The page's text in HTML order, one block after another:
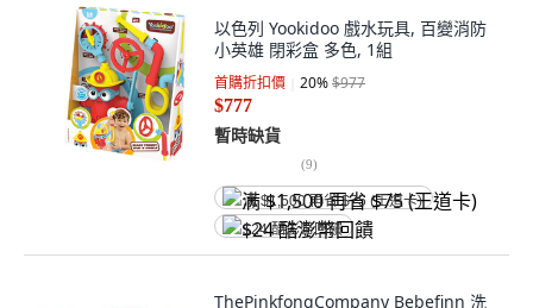
以色列 Yookidoo 戲水玩具, 百變消防
小英雄 閉彩盒 多色, 1組
首購折扣價 20%$977
$777
暫時缺貨
(9)
满 $1,500 再省 $75 (王道卡)
$24 酷澎幣回饋
ThePinkfongCompany Bebefinn 洗